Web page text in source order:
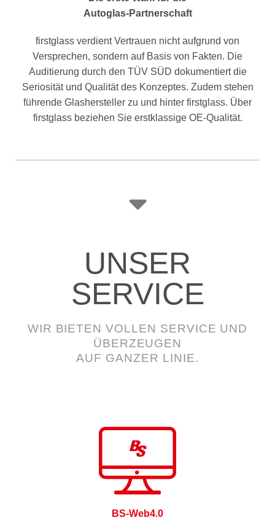
Autoglas-Partnerschaft
firstglass verdient Vertrauen nicht aufgrund von
Versprechen, sondern auf Basis von Fakten. Die
Auditierung durch den TÜV SÜD dokumentiert die
Seriosität und Qualität des Konzeptes. Zudem stehen
führende Glashersteller zu und hinter firstglass. Über
firstglass beziehen Sie erstklassige OE-Qualität.
UNSER
SERVICE
WIR BIETEN VOLLEN SERVICE UND
ÜBERZEUGEN
AUF GANZER LINIE.
BS-Web4.0